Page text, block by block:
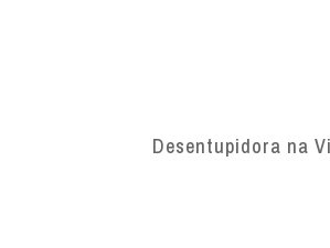
Desentupidora na